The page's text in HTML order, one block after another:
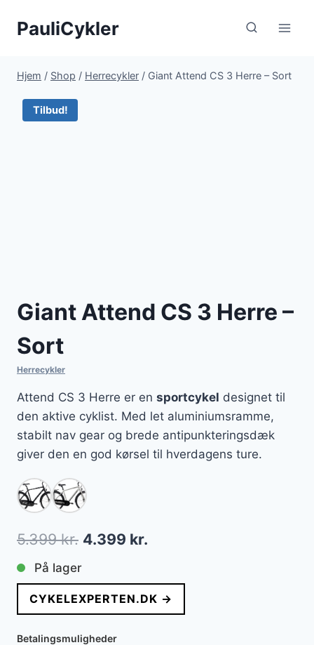
PauliCykler
Hjem / Shop / Herrecykler / Giant Attend CS 3 Herre – Sort
Tilbud!
Giant Attend CS 3 Herre –
Sort
Herrecykler
Attend CS 3 Herre er en sportcykel designet til
den aktive cyklist. Med let aluminiumsramme,
stabilt nav gear og brede antipunkteringsdæk
giver den en god kørsel til hverdagens ture.
5.399kr. Den
pris
var:
5.399 kr..
4.399 kr.
pris
er:
På lager
CYKELEXPERTEN.DK →
Betalingsmuligheder